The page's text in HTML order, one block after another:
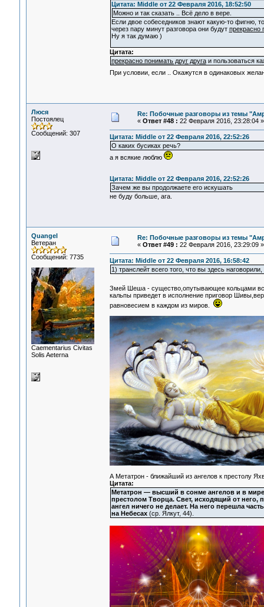
Цитата: Middle от 22 Февраля 2016, 18:52:50
Можно и так сказать .. Всё дело в вере.
Если двое собеседников знают какую-то фигню,
через пару минут разговора они будут прекрасно
Ну я так думаю )
Цитата:
прекрасно понимать друг другаи пользоваться
При условии, если .. Окажутся в одинаковых
Люся
Постоялец
Сообщений: 307
Re: Побочные разговоры из темы
« Ответ #48 : 22 Февраля 2016, 23:28:04 »
Цитата: Middle от 22 Февраля 2016, 22:52:26
О каких бусиках речь?
а я всякие люблю
Цитата: Middle от 22 Февраля 2016, 22:52:26
Зачем же вы продолжаете его искушать
не буду больше, ага.
Quangel
Ветеран
Сообщений: 7735
Сaementarius Civitas
Solis Aeterna
Re: Побочные разговоры из темы
« Ответ #49 : 22 Февраля 2016, 23:29:09 »
Цитата: Middle от 22 Февраля 2016, 16:58:42
1) транслейт всего того, что вы здесь
Змей Шеша - существо,опутывающее кольцами
кальпы приведет в исполнение приговор
равновесием в каждом из миров.
А Метатрон - ближайший из ангелов к престолу
Цитата:
Метатрон — высший в сонме ангелов и в
престолом Творца. Свет, исходящий от него,
ангел ничего не делает. На него перешла
на Небесах(ср. Ялкут, 44).